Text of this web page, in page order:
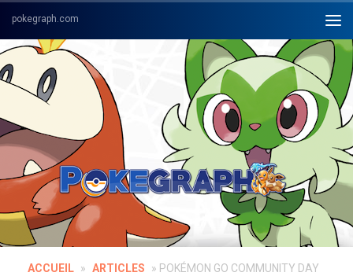
Skip to content
ACCUEIL » ARTICLES » POKÉMON GO COMMUNITY DAY